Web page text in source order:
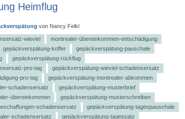
Heimflug
von Nancy Felkl
wieviel
montrealer-übereinkommen-entschädigung
gepäckverspätung-koffer
gepäckverspätung-pauschale
gepäckverspätung-rückflug
pro-tag
gepäckverspätung-wieviel-schadensersatz
pro-tag
gepäckverspätung-montrealer-abkommen
schadensersatz
gepäckverspätung-musterbrief
übereinkommen
gepäckverspätung-musterschreiben
schadensersatz
gepäckverspätung-tagespauschale
schadensersatz
gepäckverspätung-tagessatz